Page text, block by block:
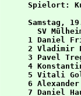
Spielort:
Samstag,
SV
1 Daniel
2
3 Pavel
4
5 Vitali
6
7 Daniel